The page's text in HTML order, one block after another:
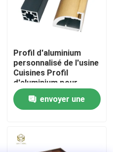
des fenêtres et des portes
Profil d'aluminium
personnalisé de l'usine
Cuisines Profil
d'aluminium pour
armoire de cuisine
Profil d'aluminium
extrusion
envoyer une